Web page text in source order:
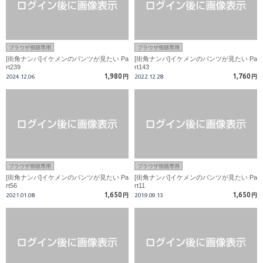
ブラウザ視聴専用
[街角ナンパ]イケメンのパンツが見たい Pa
rt239
2024.12.06 1,980 円
ブラウザ視聴専用
[街角ナンパ]イケメンのパンツが見たい Pa
rt143
2022.12.28 1,760 円
ブラウザ視聴専用
[街角ナンパ]イケメンのパンツが見たい Pa
rt56
2021.01.08 1,650 円
ブラウザ視聴専用
[街角ナンパ]イケメンのパンツが見たい Pa
rt11
2019.09.13 1,650 円